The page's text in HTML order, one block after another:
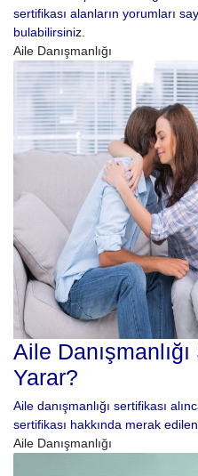
sertifikası alanların yorumları
bulabilirsiniz.
Aile Danışmanlığı
Aile
Yarar?
Aile danışmanlığı sertifikası
sertifikası hakkında merak
Aile Danışmanlığı